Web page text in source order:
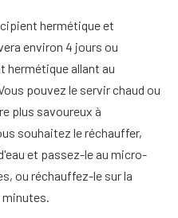
hermétique et
environ 4 jours ou
hermétique allant au
pouvez le servir chaud ou
plus savoureux à
souhaitez le réchauffer,
et passez-le au micro-
ou réchauffez-le sur la